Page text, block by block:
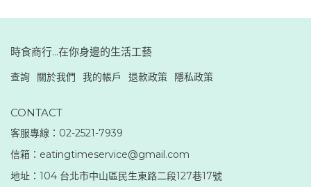
時食商行...在你身邊的生活工藝
查詢 關於我們 我的帳戶 退款政策 隱私政策
CONTACT
客服專線：02-2521-7939
信箱：eatingtimeservice@gmail.com
地址：104 台北市中山區民生東路二段127巷17號